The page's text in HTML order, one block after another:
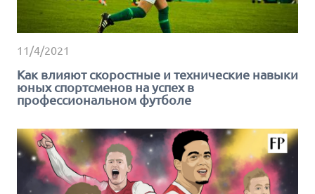
11/4/2021
Как влияют скоростные и технические навыки
юных спортсменов на успех в
профессиональном футболе